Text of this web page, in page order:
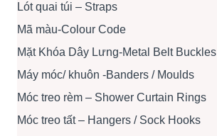
Lót quai túi – Straps
Mã màu-Colour Code
Mặt Khóa Dây Lưng-Metal Belt Buckles
Máy móc/ khuôn -Banders / Moulds
Móc treo rèm – Shower Curtain Rings
Móc treo tất – Hangers / Sock Hooks